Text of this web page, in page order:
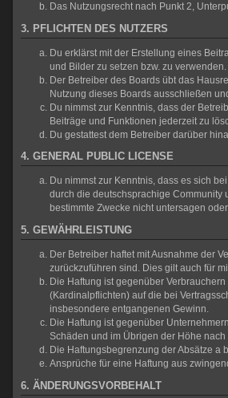
Das Nutzungsrecht nach Punkt 2,
3. PFLICHTEN DES NUTZERS
Du erklärst mit der Erstellung eines
und Bilder zu setzen bzw. zu verwenden.
Der Betreiber des Boards übt das
Nutzung dieses Boards ausschließen
Du nimmst zur Kenntnis, dass der
Beiträge und Funktionen jederzeit zu
Du gestattest dem Betreiber darüber
4. GENERAL PUBLIC LICENSE
Du nimmst zur Kenntnis, dass es sich
durch die deutschsprachige Community
bestimmte Zwecke nicht untersagen
5. GEWÄHRLEISTUNG
Der Betreiber haftet mit Ausnahme der
zurückzuführen sind. Dies gilt auch für
Die Haftung ist gegenüber
(Kardinalpflichten) auf die bei
insbesondere entgangenen Gewinn.
Die Haftung ist gegenüber
Schäden und im Übrigen der Höhe
Die Haftungsbegrenzung der Absätze a
Ansprüche für eine Haftung aus
6. ÄNDERUNGSVORBEHALT